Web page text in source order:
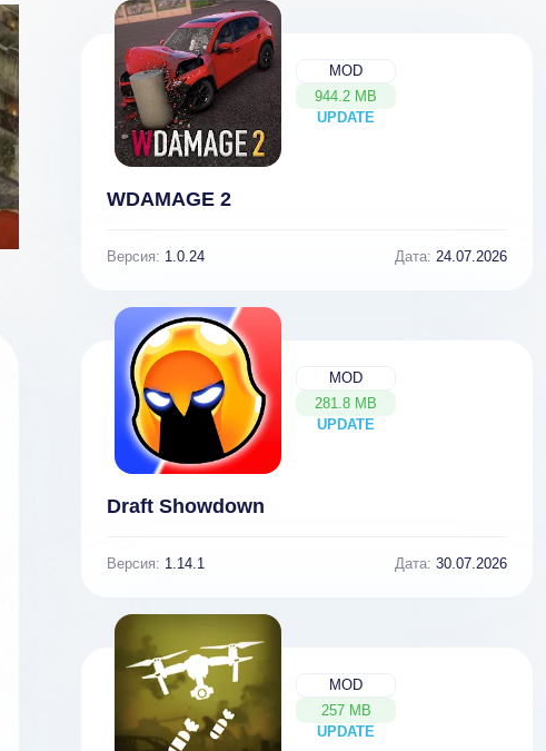
MOD
944.2 MB
UPDATE
NEW
WDAMAGE 2
Версия: 1.0.24 Дата: 24.07.2026
MOD
281.8 MB
UPDATE
NEW
Draft Showdown
Версия: 1.14.1 Дата: 30.07.2026
MOD
257 MB
UPDATE
NEW